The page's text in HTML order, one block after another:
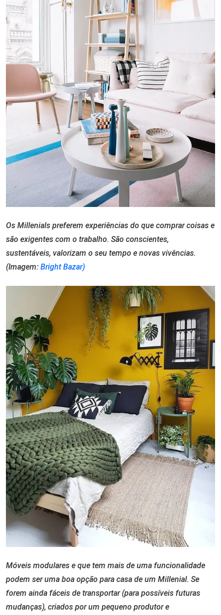
Os Millenials preferem experiências do que comprar coisas e
são exigentes com o trabalho. São conscientes,
sustentáveis, valorizam o seu tempo e novas vivências.
(Imagem: Bright Bazar)
Móveis modulares e que tem mais de uma funcionalidade
podem ser uma boa opção para casa de um Millenial. Se
forem ainda fáceis de transportar (para possíveis futuras
mudanças), criados por um pequeno produtor e